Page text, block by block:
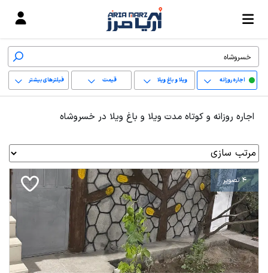
اجاره روزانه ویلا و باغ ویلا قیمت فیلترهای بیشتر
پاک کردن محدوده
انتخابی
اجاره روزانه و کوتاه مدت ویلا و باغ ویلا در خسروشاه
4 تصویر